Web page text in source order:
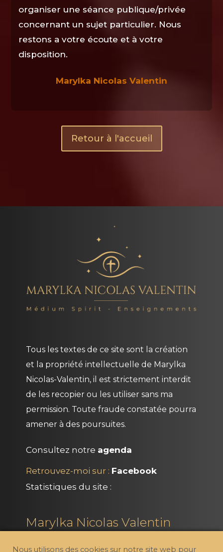
organiser une séance publique/privée
concernant un sujet particulier. Nous
restons a votre écoute et à votre
disposition.
Marylka Nicolas Valentin
Retour à l'accueil
Tous les textes de ce site sont la création
et la propriété intellectuelle de Marylka
Nicolas-Valentin, il est strictement interdit
de les recopier ou les utiliser sans ma
permission. Toute fraude constatée pourra
amener à des poursuites.
Consultez notre agenda
Retrouvez-moi sur : Facebook
Statistiques du site :
Marylka Nicolas Valentin
Nous utilisons des cookies sur notre site web pour